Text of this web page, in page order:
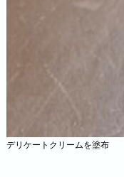
デリケートクリームを塗布